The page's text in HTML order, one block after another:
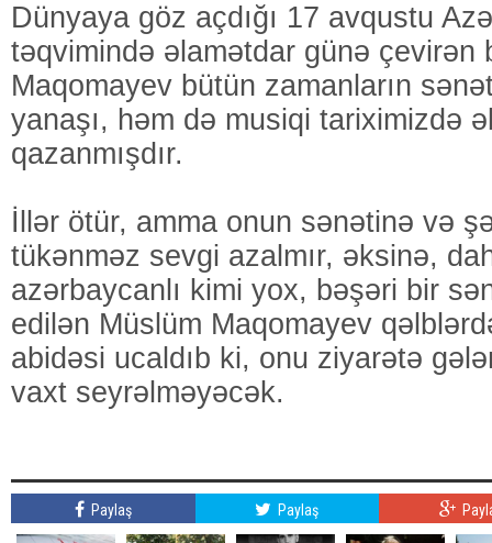
Dünyaya göz açdığı 17 avqustu
təqvimində əlamətdar günə çevirən
Maqomayev bütün zamanların
yanaşı, həm də musiqi tariximizdə
qazanmışdır.
İllər ötür, amma onun sənətinə və
tükənməz sevgi azalmır, əksinə,
azərbaycanlı kimi yox, bəşəri bir
edilən Müslüm Maqomayev
abidəsi ucaldıb ki, onu ziyarətə
vaxt seyrəlməyəcək.
Paylaş Paylaş